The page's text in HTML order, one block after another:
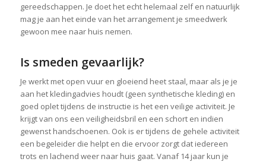
gereedschappen. Je doet het echt helemaal zelf en natuurlijk
mag je aan het einde van het arrangement je smeedwerk
gewoon mee naar huis nemen.
Is smeden gevaarlijk?
Je werkt met open vuur en gloeiend heet staal, maar als je je
aan het kledingadvies houdt (geen synthetische kleding) en
goed oplet tijdens de instructie is het een veilige activiteit. Je
krijgt van ons een veiligheidsbril en een schort en indien
gewenst handschoenen. Ook is er tijdens de gehele activiteit
een begeleider die helpt en die ervoor zorgt dat iedereen
trots en lachend weer naar huis gaat. Vanaf 14 jaar kun je